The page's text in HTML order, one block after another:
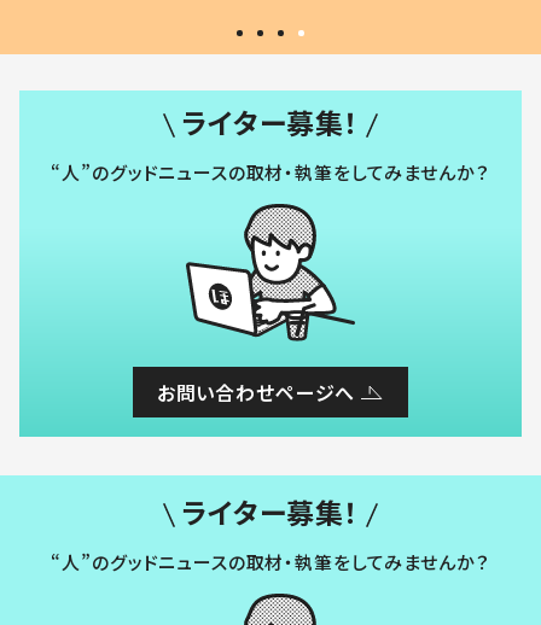
ライター募集！
“人”のグッドニュースの取材・執筆をしてみませんか？
お問い合わせページへ
ライター募集！
“人”のグッドニュースの取材・執筆をしてみませんか？